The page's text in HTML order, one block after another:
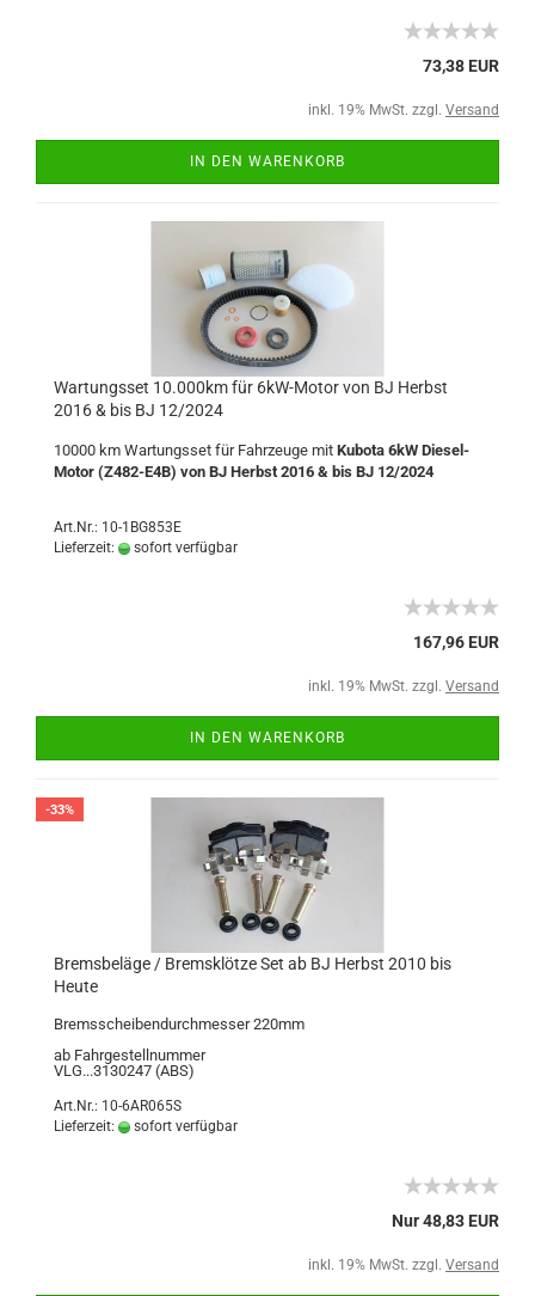
73,38 EUR
inkl. 19% MwSt. zzgl. Versand
IN DEN WARENKORB
Wartungsset 10.000km für 6kW-Motor von BJ Herbst
2016 & bis BJ 12/2024
10000 km Wartungsset für Fahrzeuge mit Kubota 6kW Diesel-
Motor (Z482-E4B) von BJ Herbst 2016 & bis BJ 12/2024
Art.Nr.: 10-1BG853E
Lieferzeit:
sofort verfügbar
167,96 EUR
inkl. 19% MwSt. zzgl. Versand
IN DEN WARENKORB
-33%
Bremsbeläge / Bremsklötze Set ab BJ Herbst 2010 bis
Heute
Bremsscheibendurchmesser 220mm
ab Fahrgestellnummer
VLG...3130247 (ABS)
Art.Nr.: 10-6AR065S
Lieferzeit:
sofort verfügbar
Nur 48,83 EUR
inkl. 19% MwSt. zzgl. Versand